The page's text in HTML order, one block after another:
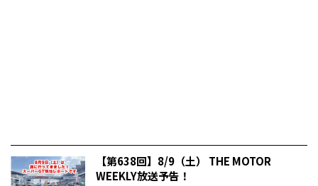
【第638回】8/9（土） THE MOTOR
WEEKLY放送予告！